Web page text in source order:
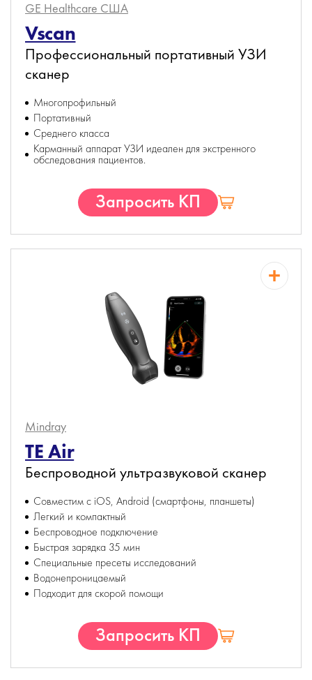
GE Healthcare США
Vscan
Профессиональный портативный УЗИ
сканер
Многопрофильный
Портативный
Среднего класса
Карманный аппарат УЗИ идеален для экстренного
обследования пациентов.
Запросить КП
Mindray
TE Air
Беспроводной ультразвуковой сканер
Совместим с iOS, Android (смартфоны, планшеты)
Легкий и компактный
Беспроводное подключение
Быстрая зарядка 35 мин
Специальные пресеты исследований
Водонепроницаемый
Подходит для скорой помощи
Запросить КП